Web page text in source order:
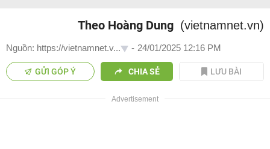
Theo Hoàng Dung (vietnamnet.vn)
Nguồn: https://vietnamnet.v... - 24/01/2025 12:16 PM
GỬI GÓP Ý CHIA SẺ LƯU BÀI